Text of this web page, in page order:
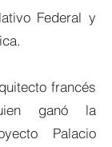
Federal y
francés
ganó la
Palacio